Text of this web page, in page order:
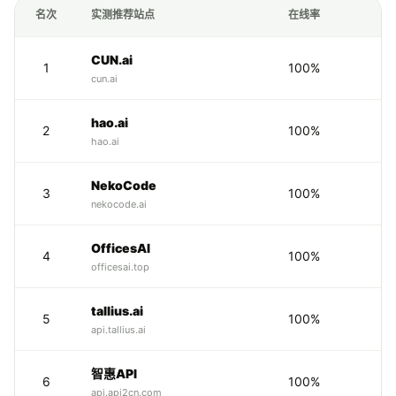
名次 实测推荐站点 在线率
1
CUN.ai
cun.ai
100%
2
hao.ai
hao.ai
100%
3
NekoCode
nekocode.ai
100%
4
OfficesAI
officesai.top
100%
5
tallius.ai
api.tallius.ai
100%
6
智惠API
api.api2cn.com
100%